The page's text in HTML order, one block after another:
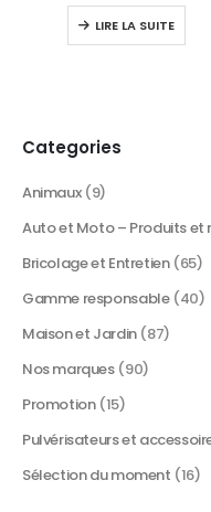
LIRE LA SUITE
Categories
Animaux (9)
Auto et Moto – Produits et
Bricolage et Entretien (65)
Gamme responsable (40)
Maison et Jardin (87)
Nos marques (90)
Promotion (15)
Pulvérisateurs et
Sélection du moment (16)